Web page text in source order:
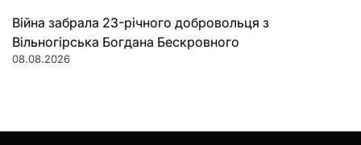
Війна забрала 23-річного добровольця з
Вільногірська Богдана Бескровного
08.08.2026